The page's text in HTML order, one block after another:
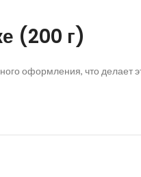
(200 г)
оформления, что делает